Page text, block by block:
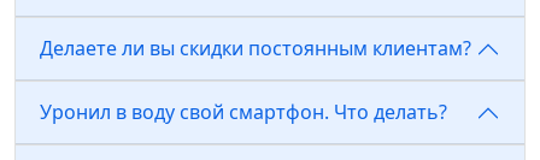
Делаете ли вы скидки постоянным клиентам?
Уронил в воду свой смартфон. Что делать?